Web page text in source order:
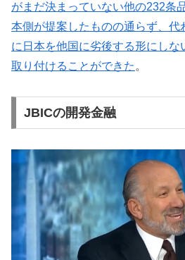
がまだ決まっていない他の232条
本側が提案したものの通らず、代
に日本を他国に劣後する形にしな
取り付けることができた。
JBICの開発金融